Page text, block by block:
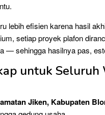
lebih efisien karena hasil
setiap proyek plafon
— sehingga hasilnya pas,
untuk Seluruh
Jiken, Kabupaten